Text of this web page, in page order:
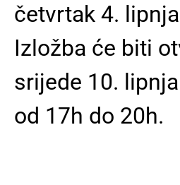
četvrtak 4.
Izložba će biti
srijede 10.
od 17h do 20h.